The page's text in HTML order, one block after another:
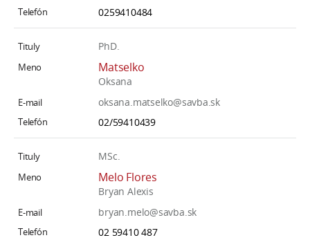
0259410484
PhD.
Matselko
Oksana
oksana.matselko@savba.sk
02/59410439
MSc.
Melo Flores
Bryan Alexis
bryan.melo@savba.sk
02 59410 487